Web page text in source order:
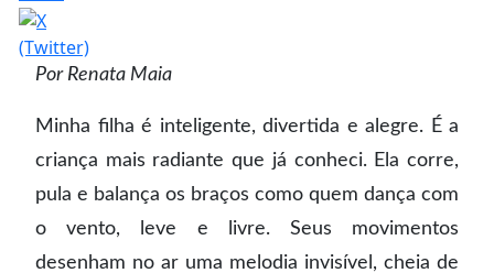
Por Renata Maia
Minha filha é inteligente, divertida e alegre. É a
criança mais radiante que já conheci. Ela corre,
pula e balança os braços como quem dança com
o vento, leve e livre. Seus movimentos
desenham no ar uma melodia invisível, cheia de